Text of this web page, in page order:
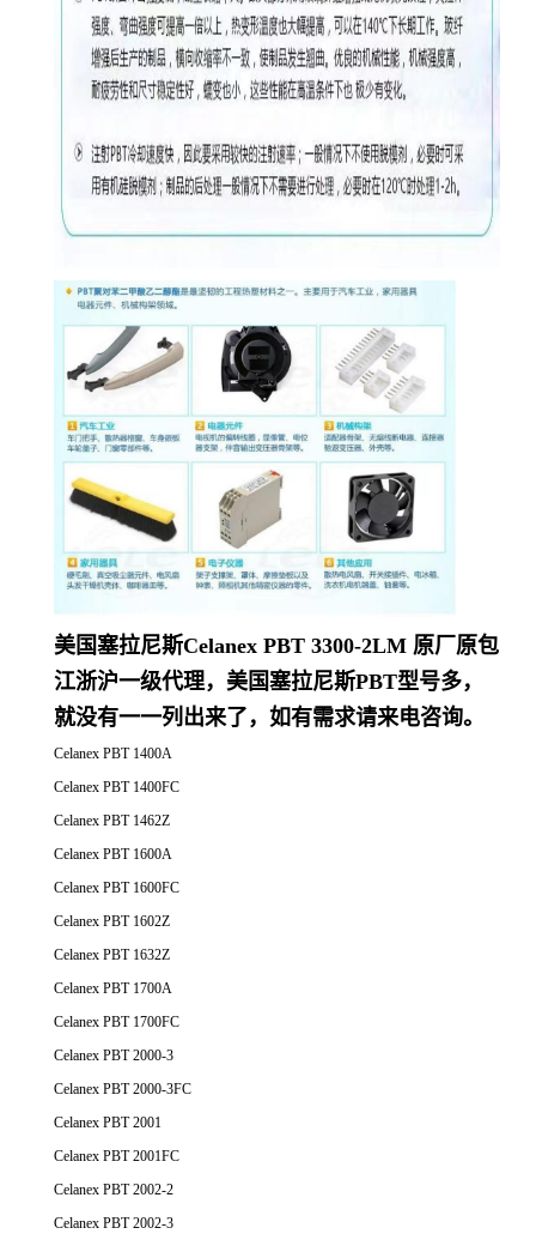
美国塞拉尼斯Celanex PBT 3300-2LM 原厂原包
江浙沪一级代理，美国塞拉尼斯PBT型号多，
就没有一一列出来了，如有需求请来电咨询。
Celanex PBT 1400A
Celanex PBT 1400FC
Celanex PBT 1462Z
Celanex PBT 1600A
Celanex PBT 1600FC
Celanex PBT 1602Z
Celanex PBT 1632Z
Celanex PBT 1700A
Celanex PBT 1700FC
Celanex PBT 2000-3
Celanex PBT 2000-3FC
Celanex PBT 2001
Celanex PBT 2001FC
Celanex PBT 2002-2
Celanex PBT 2002-3